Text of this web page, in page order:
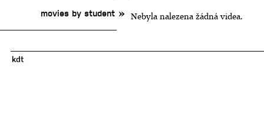
movies by student Nebyla nalezena žádná videa.
kdt